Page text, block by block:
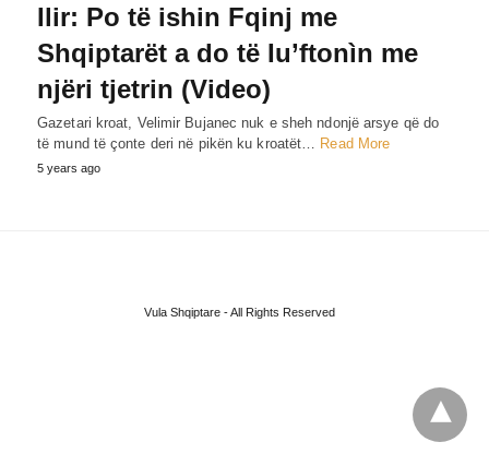
Ilir: Po të ishin Fqinj me
Shqiptarët a do të Iu’ftonìn me
njëri tjetrin (Video)
Gazetari kroat, Velimir Bujanec nuk e sheh ndonjë arsye që do
të mund të çonte deri në pikën ku kroatët… Read More
5 years ago
Vula Shqiptare - All Rights Reserved